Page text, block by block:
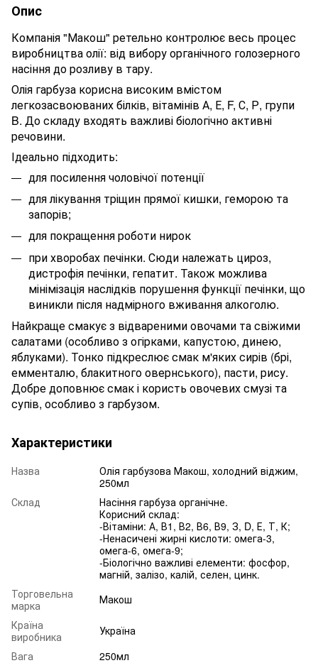
Опис
Компанія "Макош" ретельно контролює весь процес
виробництва олії: від вибору органічного голозерного
насіння до розливу в тару.
Олія гарбуза корисна високим вмістом
легкозасвоюваних білків, вітамінів А, Е, F, С, Р, групи
B. До складу входять важливі біологічно активні
речовини.
Ідеально підходить:
для посилення чоловічої потенції
для лікування тріщин прямої кишки, геморою та
запорів;
для покращення роботи нирок
при хворобах печінки. Сюди належать цироз,
дистрофія печінки, гепатит. Також можлива
мінімізація наслідків порушення функції печінки, що
виникли після надмірного вживання алкоголю.
Найкраще смакує з відвареними овочами та свіжими
салатами (особливо з огірками, капустою, динею,
яблуками). Тонко підкреслює смак м'яких сирів (брі,
емменталю, блакитного овернського), пасти, рису.
Добре доповнює смак і користь овочевих смузі та
супів, особливо з гарбузом.
Характеристики
Назва
Олія гарбузова Макош, холодний віджим,
250мл
Склад
Насіння гарбуза органічне.
Корисний склад:
-Вітаміни: А, В1, В2, В6, В9, З, D, Е, Т, К;
-Ненасичені жирні кислоти: омега-3,
омега-6, омега-9;
-Біологічно важливі елементи: фосфор,
магній, залізо, калій, селен, цинк.
Торговельна
марка
Макош
Країна
виробника
Україна
Вага
250мл